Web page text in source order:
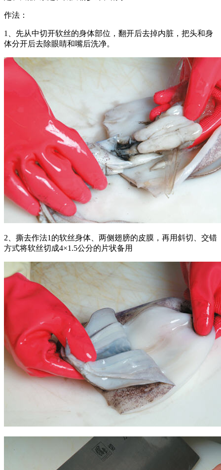
作法：
1、先从中切开软丝的身体部位，翻开后去掉内脏，把头和身
体分开后去除眼睛和嘴后洗净。
2、撕去作法1的软丝身体、两侧翅膀的皮膜，再用斜切、交错
方式将软丝切成4×1.5公分的片状备用